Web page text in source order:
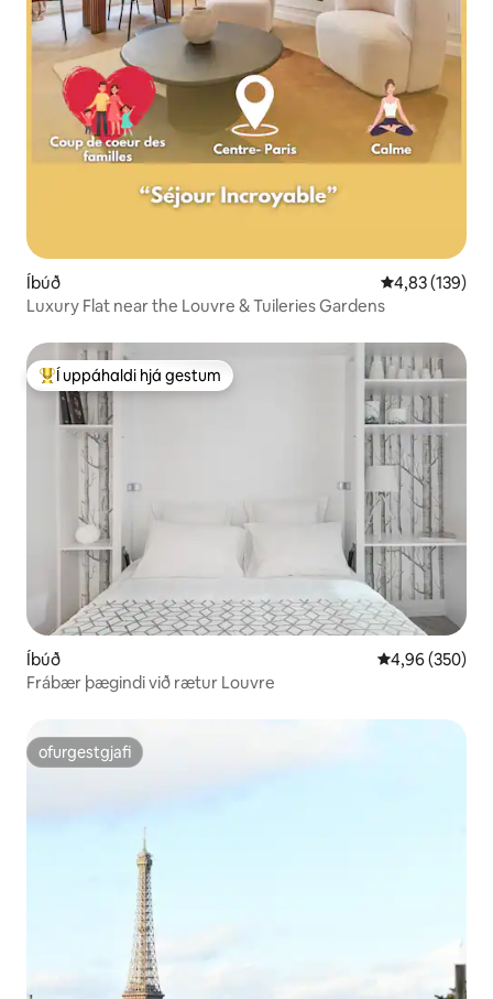
Íbúð 4,83 af 5 í
4,83 (139)
Luxury Flat near the Louvre & Tuileries Gardens
Í mestu uppáhaldi hjá gestum
Í uppáhaldi hjá gestum
Íbúð 4,96 af 5 í
4,96 (350)
Frábær þægindi við rætur Louvre
ofurgestgjafi
ofurgestgjafi